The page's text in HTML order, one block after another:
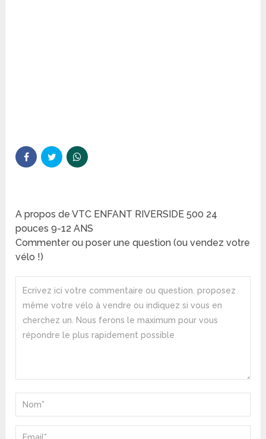
A propos de VTC ENFANT RIVERSIDE 500 24
pouces 9-12 ANS
Commenter ou poser une question (ou vendez votre
vélo !)